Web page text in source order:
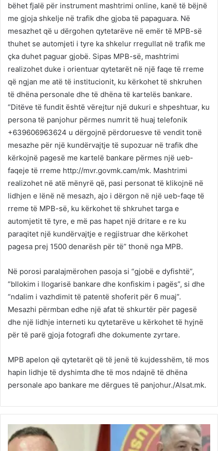
bëhet fjalë për instrument mashtrimi online, kanë të bëjnë
me gjoja shkelje në trafik dhe gjoba të papaguara. Në
mesazhet që u dërgohen qytetarëve në emër të MPB-së
thuhet se automjeti i tyre ka shkelur rregullat në trafik me
çka duhet paguar gjobë. Sipas MPB-së, mashtrimi
realizohet duke i orientuar qytetarët në një faqe të rreme
që ngjan me atë të institucionit, ku kërkohet të shkruhen
të dhëna personale dhe të dhëna të kartelës bankare.
“Ditëve të fundit është vërejtur një dukuri e shpeshtuar, ku
persona të panjohur përmes numrit të huaj telefonik
+639606963624 u dërgojnë përdoruesve të vendit tonë
mesazhe për një kundërvajtje të supozuar në trafik dhe
kërkojnë pagesë me kartelë bankare përmes një ueb-
faqeje të rreme http://mvr.govmk.cam/mk. Mashtrimi
realizohet në atë mënyrë që, pasi personat të klikojnë në
lidhjen e lënë në mesazh, ajo i dërgon në një ueb-faqe të
rreme të MPB-së, ku kërkohet të shkruhet targa e
automjetit të tyre, e më pas hapet një dritare e re ku
paraqitet një kundërvajtje e regjistruar dhe kërkohet
pagesa prej 1500 denarësh për të” thonë nga MPB.
Në porosi paralajmërohen pasoja si “gjobë e dyfishtë”,
“bllokim i llogarisë bankare dhe konfiskim i pagës”, si dhe
“ndalim i vazhdimit të patentë shoferit për 6 muaj”.
Mesazhi përmban edhe një afat të shkurtër për pagesë
dhe një lidhje interneti ku qytetarëve u kërkohet të hyjnë
për të parë gjoja fotografi dhe dokumente zyrtare.
MPB apelon që qytetarët që të jenë të kujdesshëm, të mos
hapin lidhje të dyshimta dhe të mos ndajnë të dhëna
personale apo bankare me dërgues të panjohur./Alsat.mk.